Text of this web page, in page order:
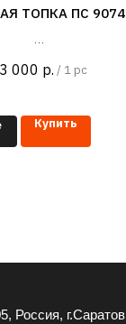
ТОПКА ПС 9074
000 р. / 1 pc
Купить
Россия, г.Саратов